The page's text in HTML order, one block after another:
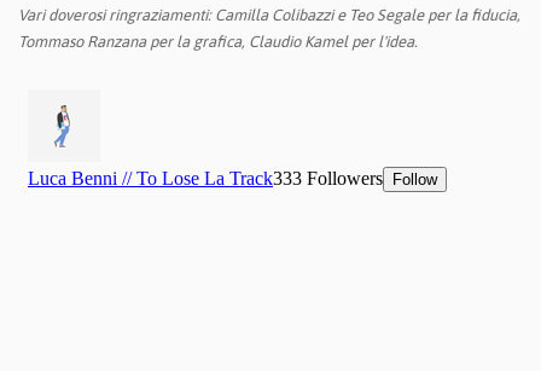
Vari doverosi ringraziamenti: Camilla Colibazzi e Teo Segale per la fiducia,
Tommaso Ranzana per la grafica, Claudio Kamel per l'idea.